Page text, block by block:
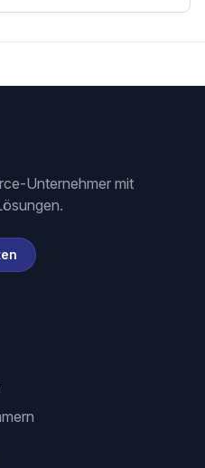
Unternehmer mit